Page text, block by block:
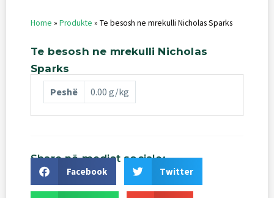
Home » Produkte » Te besosh ne mrekulli Nicholas Sparks
Te besosh ne mrekulli Nicholas
Sparks
Peshë
0.00 g/kg
Share në mediat sociale:
Facebook Twitter